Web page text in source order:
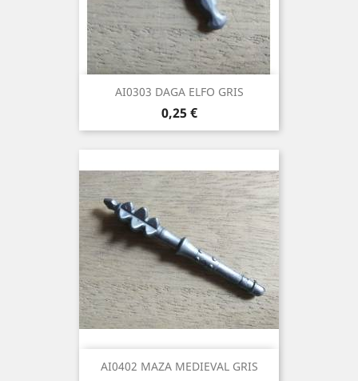
AI0303 DAGA ELFO GRIS
Precio
0,25 €
AI0402 MAZA MEDIEVAL GRIS